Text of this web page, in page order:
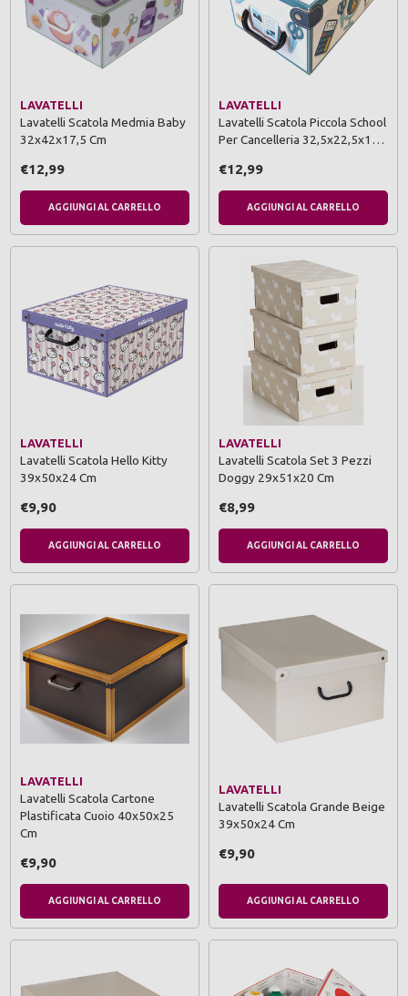
LAVATELLI
Lavatelli Scatola Medmia Baby
32x42x17,5 Cm
€12,99
AGGIUNGI AL CARRELLO
LAVATELLI
Lavatelli Scatola Piccola School
Per Cancelleria 32,5x22,5x1…
€12,99
AGGIUNGI AL CARRELLO
LAVATELLI
Lavatelli Scatola Hello Kitty
39x50x24 Cm
€9,90
AGGIUNGI AL CARRELLO
LAVATELLI
Lavatelli Scatola Set 3 Pezzi
Doggy 29x51x20 Cm
€8,99
AGGIUNGI AL CARRELLO
LAVATELLI
Lavatelli Scatola Cartone
Plastificata Cuoio 40x50x25
Cm
€9,90
AGGIUNGI AL CARRELLO
LAVATELLI
Lavatelli Scatola Grande Beige
39x50x24 Cm
€9,90
AGGIUNGI AL CARRELLO